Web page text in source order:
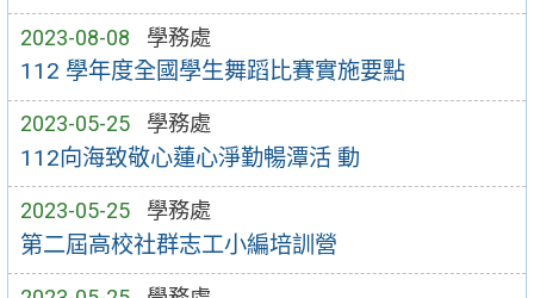
2023-08-08 學務處
112 學年度全國學生舞蹈比賽實施要點
2023-05-25 學務處
112向海致敬心蓮心淨勤暢潭活 動
2023-05-25 學務處
第二屆高校社群志工小編培訓營